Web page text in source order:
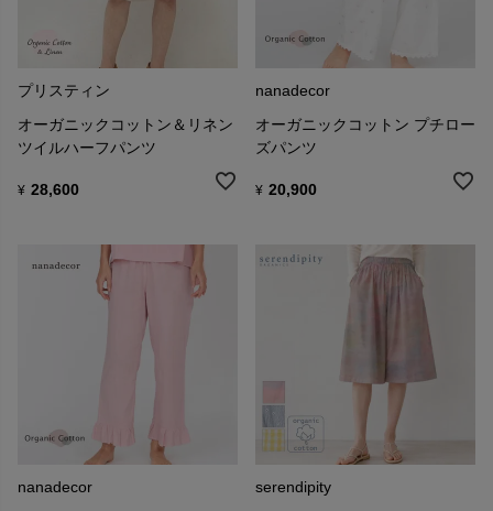
プリスティン
オーガニックコットン＆リネン
ツイルハーフパンツ
¥ 28,600
nanadecor
オーガニックコットン プチロー
ズパンツ
¥ 20,900
nanadecor
serendipity